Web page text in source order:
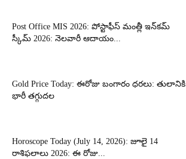
Post Office MIS 2026: పోస్టాఫీస్ మంత్లీ ఇన్‌కమ్
స్కీమ్ 2026: నెలవారీ ఆదాయం...
Gold Price Today: ఈరోజు బంగారం ధరలు: తులానికి
భారీ తగ్గుదల
Horoscope Today (July 14, 2026): జూలై 14
రాశిఫలాలు 2026: ఈ రోజు...